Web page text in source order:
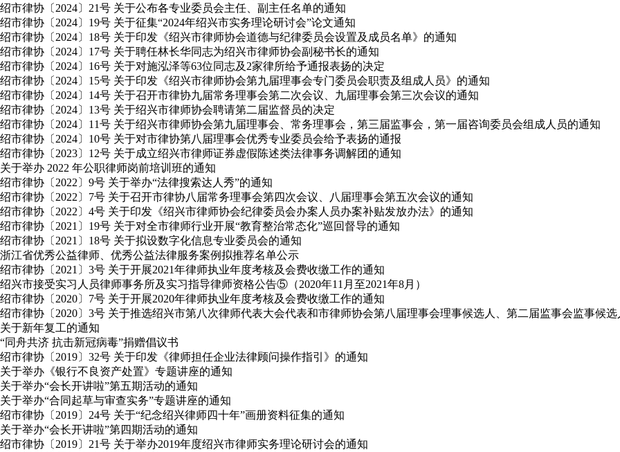
绍市律协〔2024〕21号 关于公布各专业委员会主任、副主任名单的通知
绍市律协〔2024〕19号 关于征集“2024年绍兴市实务理论研讨会”论文通知
绍市律协〔2024〕18号 关于印发《绍兴市律师协会道德与纪律委员会设置及成员名单》的通知
绍市律协〔2024〕17号 关于聘任林长华同志为绍兴市律师协会副秘书长的通知
绍市律协〔2024〕16号 关于对施泓泽等63位同志及2家律所给予通报表扬的决定
绍市律协〔2024〕15号 关于印发《绍兴市律师协会第九届理事会专门委员会职责及组成人员》的通知
绍市律协〔2024〕14号 关于召开市律协九届常务理事会第二次会议、九届理事会第三次会议的通知
绍市律协〔2024〕13号 关于绍兴市律师协会聘请第二届监督员的决定
绍市律协〔2024〕11号 关于绍兴市律师协会第九届理事会、常务理事会，第三届监事会，第一届咨询委员会组成人员的通知
绍市律协〔2024〕10号 关于对市律协第八届理事会优秀专业委员会给予表扬的通报
绍市律协〔2023〕12号 关于成立绍兴市律师证券虚假陈述类法律事务调解团的通知
关于举办 2022 年公职律师岗前培训班的通知
绍市律协〔2022〕9号 关于举办“法律搜索达人秀”的通知
绍市律协〔2022〕7号 关于召开市律协八届常务理事会第四次会议、八届理事会第五次会议的通知
绍市律协〔2022〕4号 关于印发《绍兴市律师协会纪律委员会办案人员办案补贴发放办法》的通知
绍市律协〔2021〕19号 关于对全市律师行业开展“教育整治常态化”巡回督导的通知
绍市律协〔2021〕18号 关于拟设数字化信息专业委员会的通知
浙江省优秀公益律师、优秀公益法律服务案例拟推荐名单公示
绍市律协〔2021〕3号 关于开展2021年律师执业年度考核及会费收缴工作的通知
绍兴市接受实习人员律师事务所及实习指导律师资格公告⑤（2020年11月至2021年8月）
绍市律协〔2020〕7号 关于开展2020年律师执业年度考核及会费收缴工作的通知
绍市律协〔2020〕3号 关于推选绍兴市第八次律师代表大会代表和市律师协会第八届理事会理事候选人、第二届监事会监事候
关于新年复工的通知
“同舟共济 抗击新冠病毒”捐赠倡议书
绍市律协〔2019〕32号 关于印发《律师担任企业法律顾问操作指引》的通知
关于举办《银行不良资产处置》专题讲座的通知
关于举办“会长开讲啦”第五期活动的通知
关于举办“合同起草与审查实务”专题讲座的通知
绍市律协〔2019〕24号 关于“纪念绍兴律师四十年”画册资料征集的通知
关于举办“会长开讲啦”第四期活动的通知
绍市律协〔2019〕21号 关于举办2019年度绍兴市律师实务理论研讨会的通知